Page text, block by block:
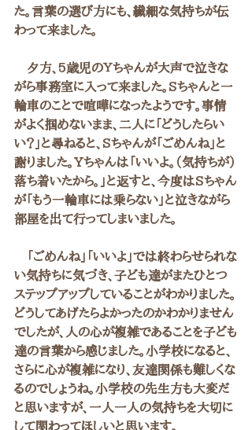
た。言葉の選び方にも、繊細な気持ちが伝
わって来ました。
夕方、5歳児のＹちゃんが大声で泣きな
がら事務室に入って来ました。Sちゃんと一
輪車のことで喧嘩になったようです。事情
がよく掴めないまま、二人に「どうしたらい
い？」と尋ねると、Sちゃんが「ごめんね」と
謝りました。Yちゃんは「いいよ。（気持ちが）
落ち着いたから。」と返すと、今度はSちゃん
が「もう一輪車には乗らない」と泣きながら
部屋を出て行ってしまいました。
「ごめんね」「いいよ」では終わらせられな
い気持ちに気づき、子ども達がまたひとつ
ステップアップしていることがわかりました。
どうしてあげたらよかったのかわかりません
でしたが、人の心が複雑であることを子ども
達の言葉から感じました。小学校になると、
さらに心が複雑になり、友達関係も難しくな
るのでしょうね。小学校の先生方も大変だ
と思いますが、一人一人の気持ちを大切に
して関わってほしいと思います。